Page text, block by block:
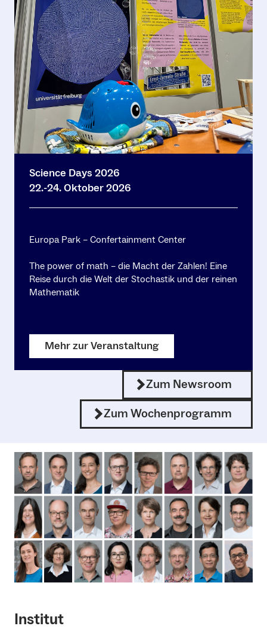
Science Days 2026
22.-24. Oktober 2026
Europa Park – Confertainment Center
The power of math – die Macht der Zahlen! Eine
Reise durch die Welt der Stochastik und der reinen
Mathematik
Mehr zur Veranstaltung
Zum Newsroom
Zum Wochenprogramm
Institut